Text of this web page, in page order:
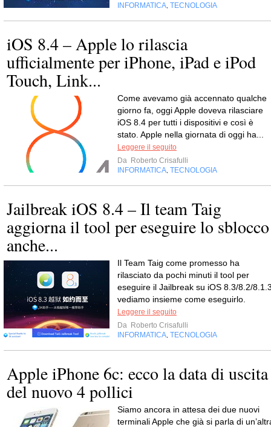
INFORMATICA TECNOLOGIA
iOS 8.4 – Apple lo rilascia
ufficialmente per iPhone, iPad e iPod
Touch, Link...
Come avevamo già accennato qualche
giorno fa, oggi Apple doveva rilasciare
iOS 8.4 per tutti i dispositivi e così è
stato. Apple nella giornata di oggi ha...
Leggere il seguito
Da Roberto Crisafulli
INFORMATICA TECNOLOGIA
Jailbreak iOS 8.4 – Il team Taig
aggiorna il tool per eseguire lo sblocco
anche...
Il Team Taig come promesso ha
rilasciato da pochi minuti il tool per
eseguire il Jailbreak su iOS 8.3/8.2/
vediamo insieme come eseguirlo.
Leggere il seguito
Da Roberto Crisafulli
INFORMATICA TECNOLOGIA
Apple iPhone 6c: ecco la data di uscita
del nuovo 4 pollici
Siamo ancora in attesa dei due nuovi
terminali Apple che già si parla di